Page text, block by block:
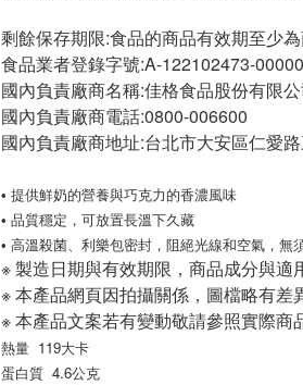
剩餘保存期限:食品的商品有效期至少
食品業者登錄字號:A-122102473-
國內負責廠商名稱:佳格食品股份有限
國內負責廠商電話:0800-006600
國內負責廠商地址:台北市大安區仁愛
• 提供鮮奶的營養與巧克力的香濃風味
• 品質穩定，可放置長溫下久藏
• 高溫殺菌、利樂包密封， 阻絕光線和空氣，無
※ 製造日期與有效期限，商品成分與適
※ 本產品網頁因拍攝關係，圖檔略有差
※ 本產品文案若有變動敬請參照實際商
熱量 119大卡
蛋白質 4.6公克